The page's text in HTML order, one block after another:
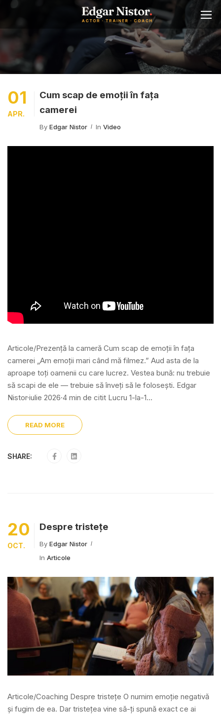
01
APR.
Cum scap de emoții în fața
camerei
By Edgar Nistor In Video
Articole/Prezență la cameră Cum scap de emoții în fața
camerei „Am emoții mari când mă filmez.” Aud asta de la
aproape toți oamenii cu care lucrez. Vestea bună: nu trebuie
să scapi de ele — trebuie să înveți să le folosești. Edgar
Nistor·iulie 2026·4 min de citit Lucru 1-la-1...
READ MORE
SHARE:
20
OCT.
Despre tristețe
By Edgar Nistor
In Articole
Articole/Coaching Despre tristețe O numim emoție negativă
și fugim de ea. Dar tristețea vine să-ți spună exact ce ai